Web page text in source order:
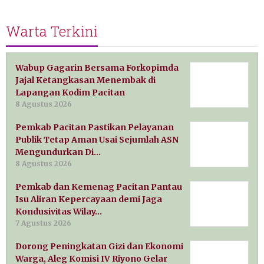
Warta Terkini
Wabup Gagarin Bersama Forkopimda
Jajal Ketangkasan Menembak di
Lapangan Kodim Pacitan
8 Agustus 2026
Pemkab Pacitan Pastikan Pelayanan
Publik Tetap Aman Usai Sejumlah ASN
Mengundurkan Di…
8 Agustus 2026
Pemkab dan Kemenag Pacitan Pantau
Isu Aliran Kepercayaan demi Jaga
Kondusivitas Wilay…
7 Agustus 2026
Dorong Peningkatan Gizi dan Ekonomi
Warga, Aleg Komisi IV Riyono Gelar